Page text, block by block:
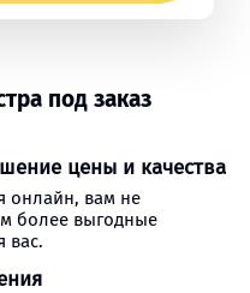
под заказ
цены и качества
онлайн, вам не
более выгодные
вас.